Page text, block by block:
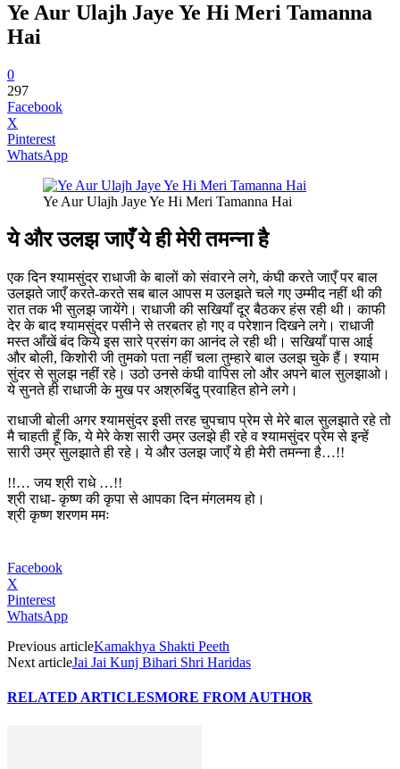
Ye Aur Ulajh Jaye Ye Hi Meri Tamanna
Hai
0
297
Facebook
X
Pinterest
WhatsApp
Ye Aur Ulajh Jaye Ye Hi Meri Tamanna Hai
ये और उलझ जाएँ ये ही मेरी तमन्ना है
एक दिन श्यामसुंदर राधाजी के बालों को संवारने लगे, कंघी करते जाएँ पर बाल
उलझते जाएँ करते-करते सब बाल आपस म उलझते चले गए उम्मीद नहीं थी की
रात तक भी सुलझ जायेंगे। राधाजी की सखियाँ दूर बैठकर हंस रही थी। काफी
देर के बाद श्यामसुंदर पसीने से तरबतर हो गए व परेशान दिखने लगे। राधाजी
मस्त आँखें बंद किये इस सारे प्रसंग का आनंद ले रही थी। सखियाँ पास आई
और बोली, किशोरी जी तुमको पता नहीं चला तुम्हारे बाल उलझ चुके हैं। श्याम
सुंदर से सुलझ नहीं रहे। उठो उनसे कंघी वापिस लो और अपने बाल सुलझाओ।
ये सुनते ही राधाजी के मुख पर अश्रुबिंदु प्रवाहित होने लगे।
राधाजी बोली अगर श्यामसुंदर इसी तरह चुपचाप प्रेम से मेरे बाल सुलझाते रहे तो
मै चाहती हूँ कि, ये मेरे केश सारी उम्र उलझे ही रहे व श्यामसुंदर प्रेम से इन्हें
सारी उम्र सुलझाते ही रहे। ये और उलझ जाएँ ये ही मेरी तमन्ना है…!!
!!… जय श्री राधे …!!
श्री राधा- कृष्ण की कृपा से आपका दिन मंगलमय हो।
श्री कृष्ण शरणम ममः
Facebook
X
Pinterest
WhatsApp
Previous articleKamakhya Shakti Peeth
Next articleJai Jai Kunj Bihari Shri Haridas
RELATED ARTICLESMORE FROM AUTHOR